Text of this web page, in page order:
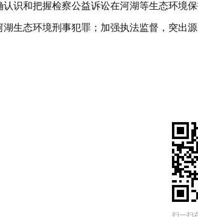
识和把握检察公益诉讼在河湖等生态环境
生态环境刑事犯罪；加强执法监督，突出
扫一扫